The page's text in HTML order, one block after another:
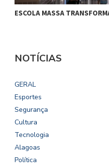
ESCOLA MASSA
NOTÍCIAS
GERAL
Esportes
Segurança
Cultura
Tecnologia
Alagoas
Política